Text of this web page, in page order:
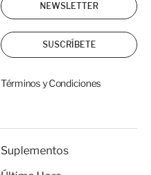
NEWSLETTER
SUSCRÍBETE
Términos y Condiciones
Suplementos